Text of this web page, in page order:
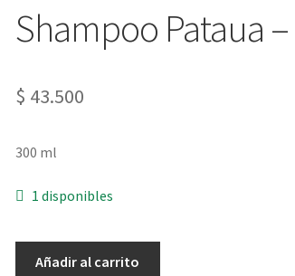
Shampoo Pataua
$ 43.500
300 ml
1 disponibles
Añadir al carrito